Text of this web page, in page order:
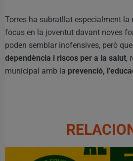
Torres ha subratllat especialment la
focus en la joventut davant noves
poden semblar inofensives, però
dependència i riscos per a la salut,
municipal amb la prevenció,